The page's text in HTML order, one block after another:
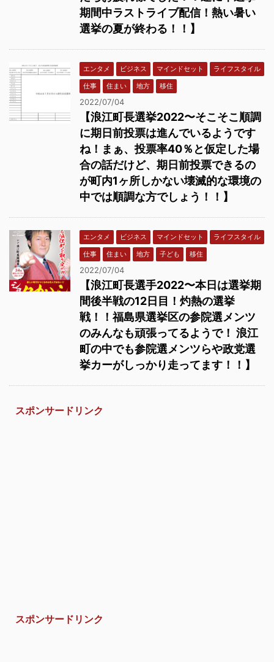
期間中ラストライブ配信！熱い暑い
選挙の夏が終わる！！】
エンタメ ビジネス マインドセット
ライフスタイル
仕事
住まい 地方 移住
2022/07/04
【浪江町長選挙2022〜そこそこ順調
に期日前投票は進んでいるようです
ね！まぁ、投票率40％と仮定した場
合の話だけど、期日前投票できるの
が町内1ヶ所しかない壊滅的な環境の
中では順調な方でしょう！！】
エンタメ ビジネス マインドセット
ライフスタイル
仕事
住まい 地方 子ども 移住
2022/07/04
【浪江町長選手2022〜本日は選挙期
間後半戦の12日目！灼熱の選挙
戦！！福島県選挙区の参院選メンツ
のみんなも頑張ってるようで！ 浪江
町の中でも参院選メンツらや政党選
挙カーがしっかり走ってます！！】
スポンサードリンク
スポンサードリンク